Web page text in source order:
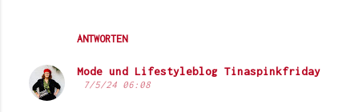
ANTWORTEN
Mode und Lifestyleblog Tinaspinkfriday
7/5/24 06:08